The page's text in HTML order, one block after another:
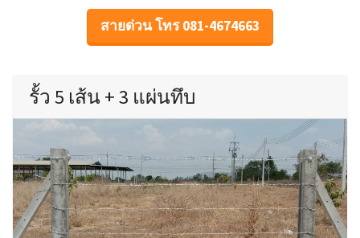
สายด่วน โทร 081-4674663
รั้ว 5 เส้น + 3 แผ่นทึบ